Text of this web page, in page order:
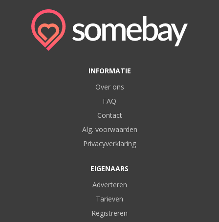
INFORMATIE
Over ons
FAQ
Contact
Alg. voorwaarden
Privacyverklaring
EIGENAARS
Adverteren
Tarieven
Registreren